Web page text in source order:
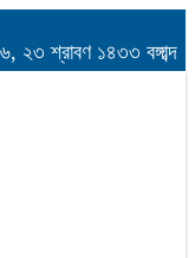
শ্রাবণ ১৪৩৩ বঙ্গাব্দ